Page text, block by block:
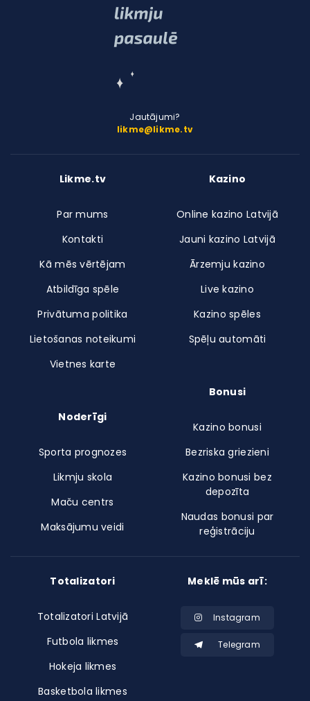
Jautājumi?
likme@likme.tv
Likme.tv
Par mums
Kontakti
Kā mēs vērtējam
Atbildīga spēle
Privātuma politika
Lietošanas noteikumi
Vietnes karte
Noderīgi
Sporta prognozes
Likmju skola
Maču centrs
Maksājumu veidi
Kazino
Online kazino Latvijā
Jauni kazino Latvijā
Ārzemju kazino
Live kazino
Kazino spēles
Spēļu automāti
Bonusi
Kazino bonusi
Bezriska griezieni
Kazino bonusi bez
depozīta
Naudas bonusi par
reģistrāciju
Totalizatori
Totalizatori Latvijā
Futbola likmes
Hokeja likmes
Basketbola likmes
Meklē mūs arī:
Instagram
Telegram